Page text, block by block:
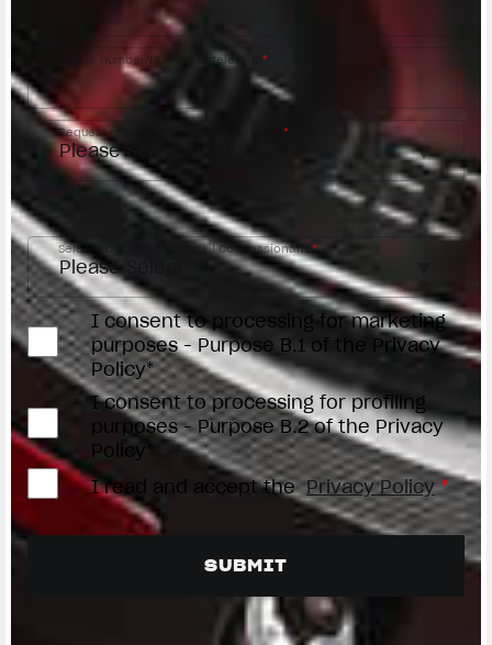
Phone number/Numero di telefono *
Request reason/Motivo della richiesta *
Access the Dealer Locator
Select your dealer/Scegli il Concessionario *
I consent to processing for marketing
purposes - Purpose B.1 of the Privacy
Policy*
I consent to processing for profiling
purposes - Purpose B.2 of the Privacy
Policy*
I read and accept the Privacy Policy *